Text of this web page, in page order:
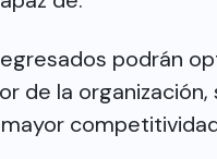
podrán
de la